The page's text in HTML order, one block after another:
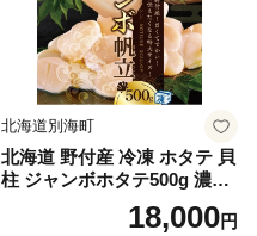
納税 ふるさとチョイス チョ
イス 北海道 白糠町
北海道別海町
北海道 野付産 冷凍 ホタテ 貝
柱 ジャンボホタテ500g 濃厚
な旨味と甘み （ほたて ホタ
テ 帆立 貝柱 ホタテ貝柱 大玉
18,000円